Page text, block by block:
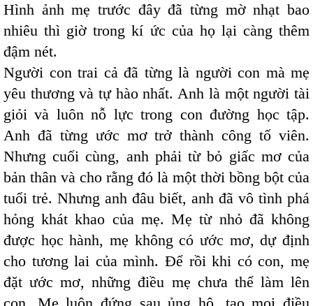
Hình ảnh mẹ trước đây đã từng mờ nhạt bao
nhiêu thì giờ trong kí ức của họ lại càng thêm
đậm nét.
Người con trai cả đã từng là người con mà mẹ
yêu thương và tự hào nhất. Anh là một người tài
giỏi và luôn nỗ lực trong con đường học tập.
Anh đã từng ước mơ trở thành công tố viên.
Nhưng cuối cùng, anh phải từ bỏ giấc mơ của
bản thân và cho rằng đó là một thời bồng bột của
tuổi trẻ. Nhưng anh đâu biết, anh đã vô tình phá
hỏng khát khao của mẹ. Mẹ từ nhỏ đã không
được học hành, mẹ không có ước mơ, dự định
cho tương lai của mình. Để rồi khi có con, mẹ
đặt ước mơ, những điều mẹ chưa thể làm lên